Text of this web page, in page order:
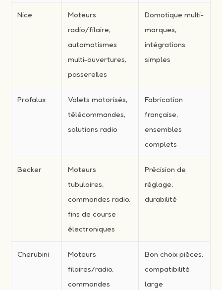
Nice
Moteurs
radio/filaire,
automatismes
multi-ouvertures,
passerelles
Domotique multi-
marques,
intégrations
simples
Profalux
Volets motorisés,
télécommandes,
solutions radio
Fabrication
française,
ensembles
complets
Becker
Moteurs
tubulaires,
commandes radio,
fins de course
électroniques
Précision de
réglage,
durabilité
Cherubini
Moteurs
filaires/radio,
commandes
Bon choix pièces,
compatibilité
large